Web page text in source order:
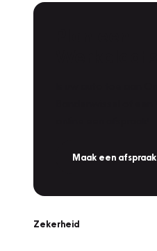
Maak een afspraak
Zekerheid